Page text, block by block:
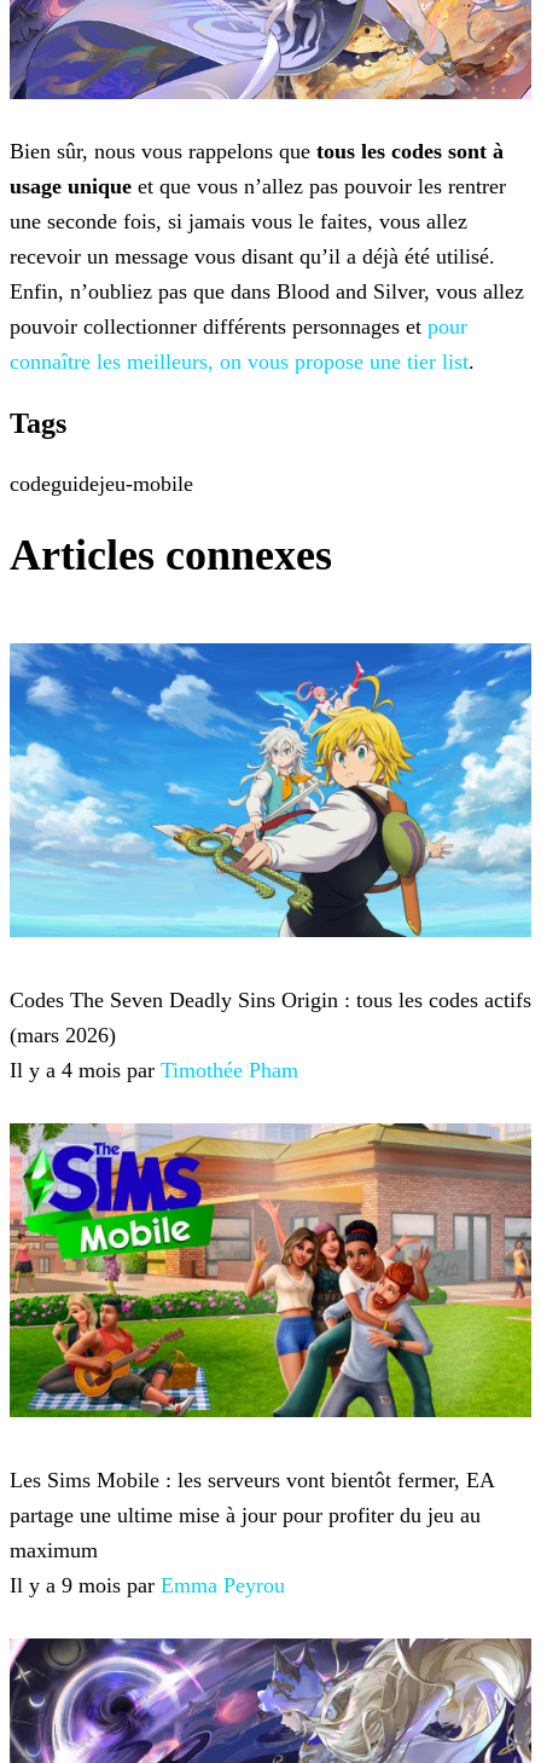
Bien sûr, nous vous rappelons que tous les codes sont à
usage unique et que vous n’allez pas pouvoir les rentrer
une seconde fois, si jamais vous le faites, vous allez
recevoir un message vous disant qu’il a déjà été utilisé.
Enfin, n’oubliez pas que dans Blood and Silver, vous allez
pouvoir collectionner différents personnages et pour
connaître les meilleurs, on vous propose une tier list.
Tags
codeguidejeu-mobile
Articles connexes
Codes The Seven Deadly Sins Origin : tous les codes actifs
(mars 2026)
Il y a 4 mois par Timothée Pham
Les Sims Mobile : les serveurs vont bientôt fermer, EA
partage une ultime mise à jour pour profiter du jeu au
maximum
Il y a 9 mois par Emma Peyrou